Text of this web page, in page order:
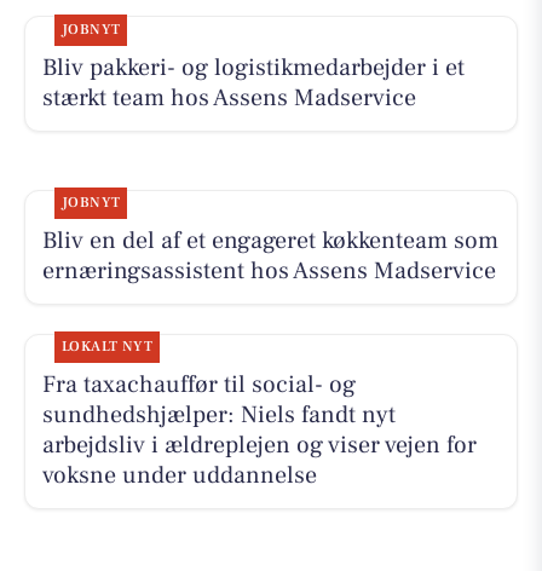
JOBNYT
Bliv pakkeri- og logistikmedarbejder i et
stærkt team hos Assens Madservice
JOBNYT
Bliv en del af et engageret køkkenteam som
ernæringsassistent hos Assens Madservice
LOKALT NYT
Fra taxachauffør til social- og
sundhedshjælper: Niels fandt nyt
arbejdsliv i ældreplejen og viser vejen for
voksne under uddannelse